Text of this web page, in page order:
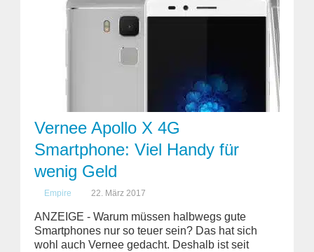
Vernee Apollo X 4G
Smartphone: Viel Handy für
wenig Geld
Empire 22. März 2017
ANZEIGE - Warum müssen halbwegs gute
Smartphones nur so teuer sein? Das hat sich
wohl auch Vernee gedacht. Deshalb ist seit